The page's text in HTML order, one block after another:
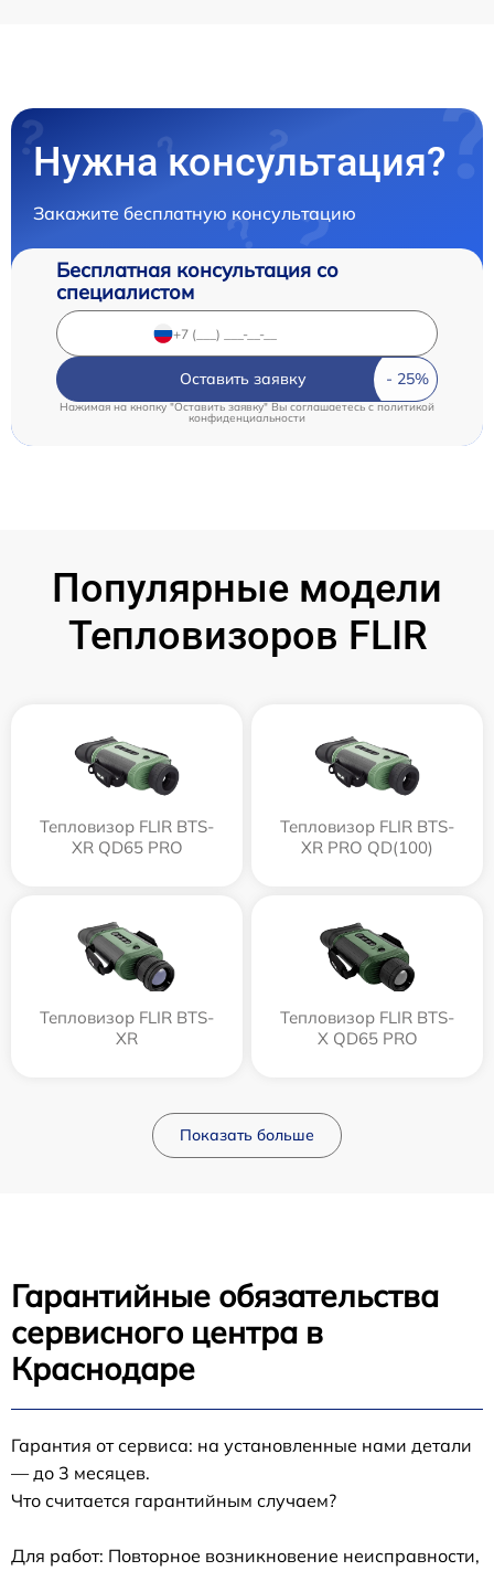
Нужна консультация?
Закажите бесплатную консультацию
Бесплатная консультация со
специалистом
Оставить заявку
Нажимая на кнопку "Оставить заявку" Вы соглашаетесь c политикой
конфиденциальности
Популярные модели
Тепловизоров FLIR
Тепловизор FLIR BTS-
XR QD65 PRO
Тепловизор FLIR BTS-
XR PRO QD(100)
Тепловизор FLIR BTS-
XR
Тепловизор FLIR BTS-
X QD65 PRO
Показать больше
Гарантийные обязательства
сервисного центра в
Краснодаре
Гарантия от сервиса: на установленные нами детали
— до 3 месяцев.
Что считается гарантийным случаем?
Для работ: Повторное возникновение неисправности,